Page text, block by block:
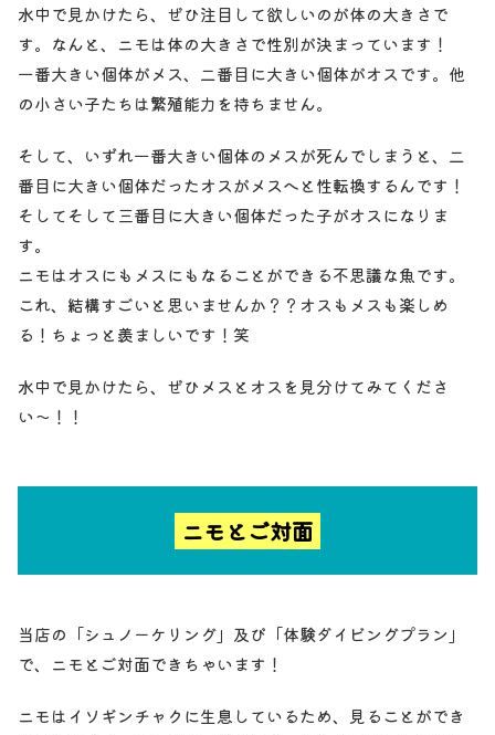
水中で見かけたら、ぜひ注目して欲しいのが体の大きさで
す。なんと、ニモは体の大きさで性別が決まっています！
一番大きい個体がメス、二番目に大きい個体がオスです。他
の小さい子たちは繁殖能力を持ちません。
そして、いずれ一番大きい個体のメスが死んでしまうと、二
番目に大きい個体だったオスがメスへと性転換するんです！
そしてそして三番目に大きい個体だった子がオスになりま
す。
ニモはオスにもメスにもなることができる不思議な魚です。
これ、結構すごいと思いませんか？？オスもメスも楽しめ
る！ちょっと羨ましいです！笑
水中で見かけたら、ぜひメスとオスを見分けてみてくださ
い〜！！
ニモとご対面
当店の「シュノーケリング」及び「体験ダイビングプラン」
で、ニモとご対面できちゃいます！
ニモはイソギンチャクに生息しているため、見ることができ